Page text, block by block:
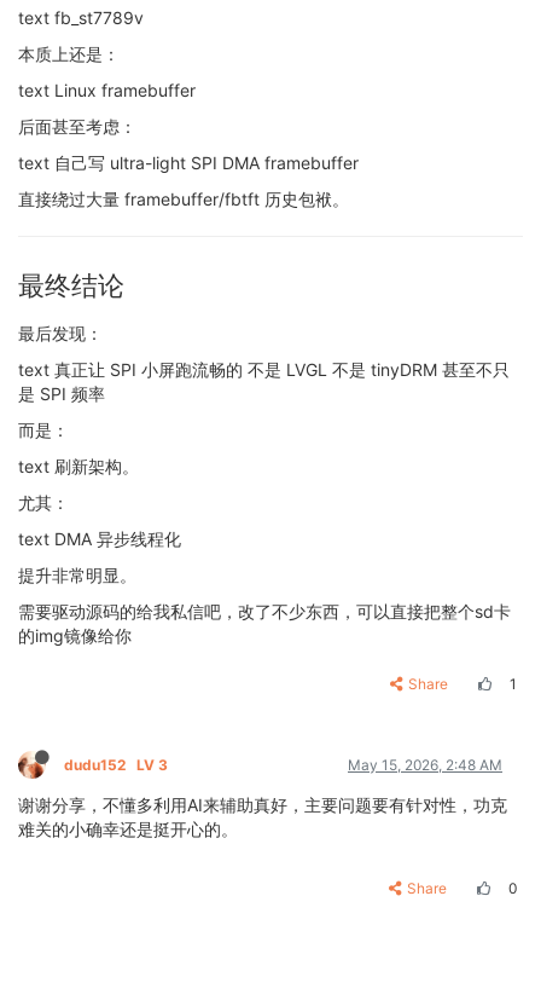
text fb_st7789v
本质上还是：
text Linux framebuffer
后面甚至考虑：
text 自己写 ultra-light SPI DMA framebuffer
直接绕过大量 framebuffer/fbtft 历史包袱。
最终结论
最后发现：
text 真正让 SPI 小屏跑流畅的 不是 LVGL 不是 tinyDRM 甚至不只
是 SPI 频率
而是：
text 刷新架构。
尤其：
text DMA 异步线程化
提升非常明显。
需要驱动源码的给我私信吧，改了不少东西，可以直接把整个sd卡
的img镜像给你
Share 1
dudu152 LV 3 May 15, 2026, 2:48 AM
谢谢分享，不懂多利用AI来辅助真好，主要问题要有针对性，功克
难关的小确幸还是挺开心的。
Share 0